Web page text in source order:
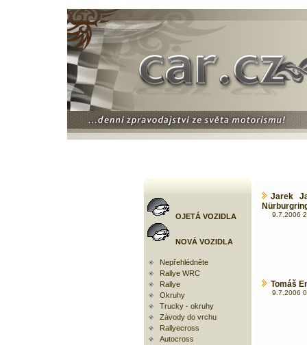
OJETÁ VOZIDLA
NOVÁ VOZIDLA
Nepřehlédněte
Rallye WRC
Rallye
Okruhy
Trucky - okruhy
Závody do vrchu
Rallyecross
Autocross
Jarek
9.7.2006
Tomáš
9.7.2006